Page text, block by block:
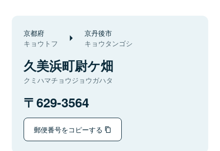
京都府
キョウトフ
京丹後市
キョウタンゴシ
久美浜町尉ケ畑
クミハマチョウジョウガハタ
629-3564
郵便番号をコピーする